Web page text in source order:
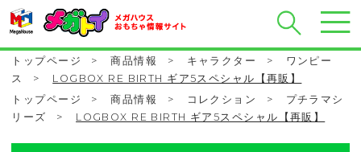
トップページ > 商品情報 > キャラクター >
ワンピー
ス
>
LOGBOX RE BIRTH ギア5スペシャル【再販】
トップページ
> 商品情報 > コレクション >
プチラマシ
リーズ
> LOGBOX RE BIRTH ギア5スペシャル【再販】